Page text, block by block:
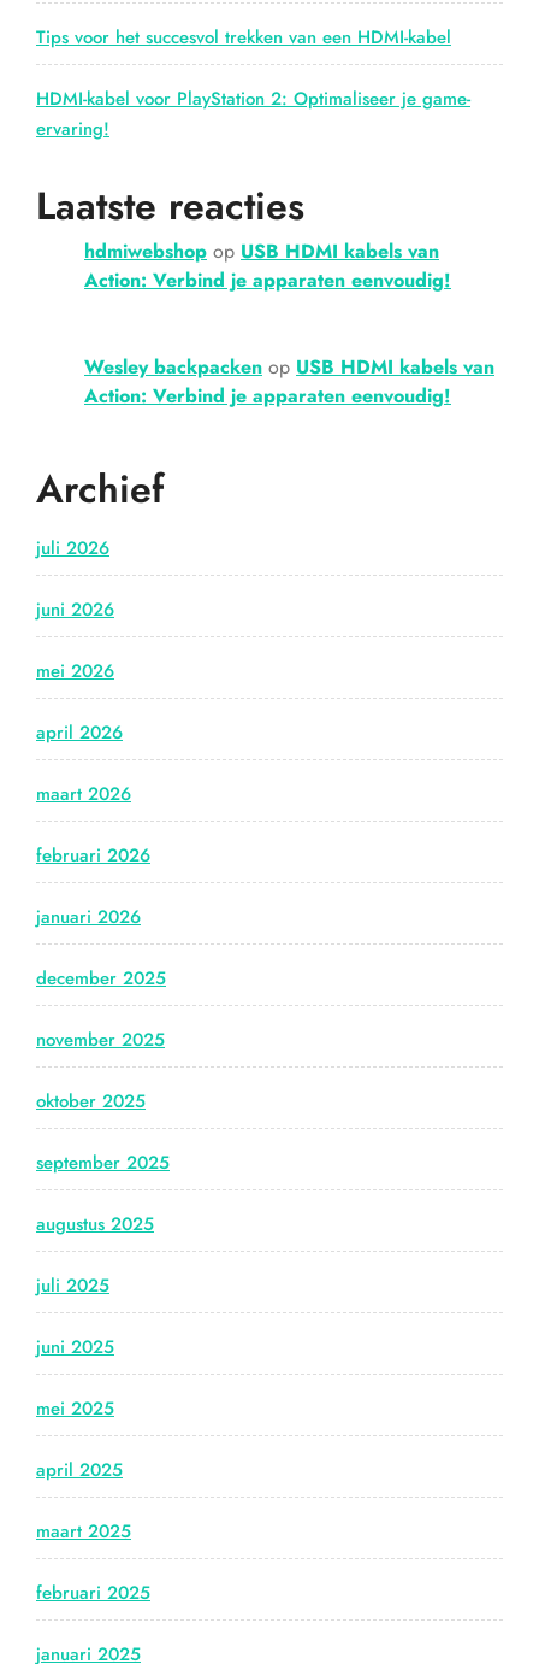
Tips voor het succesvol trekken van een HDMI-kabel
HDMI-kabel voor PlayStation 2: Optimaliseer je game-
ervaring!
Laatste reacties
hdmiwebshop op USB HDMI kabels van
Action: Verbind je apparaten eenvoudig!
Wesley backpacken op USB HDMI kabels van
Action: Verbind je apparaten eenvoudig!
Archief
juli 2026
juni 2026
mei 2026
april 2026
maart 2026
februari 2026
januari 2026
december 2025
november 2025
oktober 2025
september 2025
augustus 2025
juli 2025
juni 2025
mei 2025
april 2025
maart 2025
februari 2025
januari 2025